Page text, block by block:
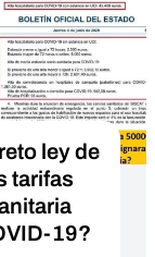
ley de
tarifas
19?